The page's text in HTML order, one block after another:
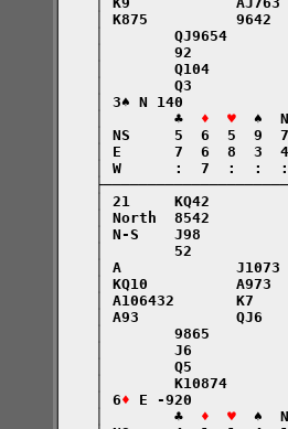
│ K875          9642
│        QJ9654
│        92
│        Q104
│        Q3
│ 3♠ N 140
    │        ♣
♦  ♥
♠
│ NS     5  6  5  9
│ E      7  6  8  3
│ W      :  7  :  :
│ 21     KQ42
│ North  8542
│ N-S    J98
│        52
│ A             J1073
│ KQ10          A973
│ A106432       K7
│ A93           QJ6
│        9865
│        J6
│        Q5
│        K10874
    │ 6
♦ E -920
    │        ♣
♦  ♥
♠